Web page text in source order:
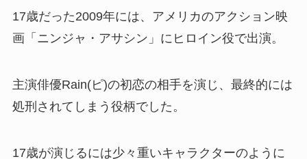
17歳だった2009年には、アメリカのアクション映
画「ニンジャ・アサシン」にヒロイン役で出演。
主演俳優Rain(ピ)の初恋の相手を演じ、最終的には
処刑されてしまう役柄でした。
17歳が演じるには少々重いキャラクターのように